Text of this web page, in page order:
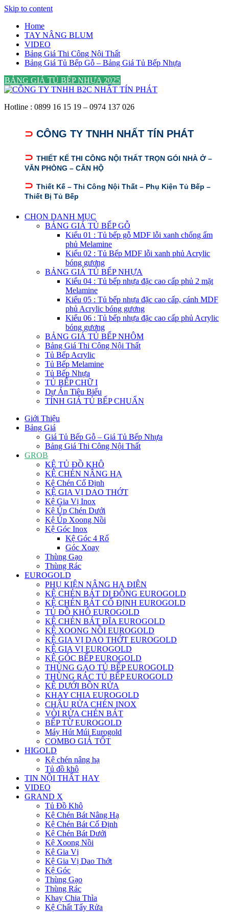
Skip to content
Home
TAY NÂNG BLUM
VIDEO
Bảng Giá Thi Công Nội Thất
Bảng Giá Tủ Bếp Gỗ – Bảng Giá Tủ Bếp Nhựa
BẢNG GIÁ TỦ BẾP NHỰA 2025
Hotline : 0899 16 15 19 – 0974 137 026
⊃ CÔNG TY TNHH NHẤT TÍN PHÁT
⊃ THIẾT KẾ THI CÔNG NỘI THẤT TRỌN GÓI NHÀ Ở –
VĂN PHÒNG – CĂN HỘ
⊃ Thiết Kế – Thi Công Nội Thất – Phụ Kiện Tủ Bếp –
Thiết Bị Tủ Bếp
CHỌN DANH MỤC
BẢNG GIÁ TỦ BẾP GỖ
Kiểu 01 : Tủ bếp gỗ MDF lỗi xanh chống ẩm
phủ Melamine
Kiểu 02 : Tủ Bếp MDF lỗi xanh phủ Acrylic
bóng gương
BẢNG GIÁ TỦ BẾP NHỰA
Kiểu 04 : Tủ bếp nhựa đặc cao cấp phủ 2 mặt
Melamine
Kiểu 05 : Tủ bếp nhựa đặc cao cấp, cánh MDF
phủ Acrylic bóng gương
Kiểu 06 : Tủ bếp nhựa đặc cao cấp phủ Acrylic
bóng gương
BẢNG GIÁ TỦ BẾP NHÔM
Bảng Giá Thi Công Nội Thất
Tủ Bếp Acrylic
Tủ Bếp Melamine
Tủ Bếp Nhựa
TỦ BẾP CHỮ I
Dự Án Tiêu Biểu
TÍNH GIÁ TỦ BẾP CHUẨN
Giới Thiệu
Bảng Giá
Giá Tủ Bếp Gỗ – Giá Tủ Bếp Nhựa
Bảng Giá Thi Công Nội Thất
GROB
KỆ TỦ ĐỒ KHÔ
KỆ CHÉN NÂNG HẠ
Kệ Chén Cố Định
KỆ GIA VỊ DAO THỚT
Kệ Gia Vị Inox
Kệ Úp Chén Dưới
Kệ Úp Xoong Nồi
Kệ Góc Inox
Kệ Góc 4 Rổ
Góc Xoay
Thùng Gạo
Thùng Rác
EUROGOLD
PHỤ KIỆN NÂNG HẠ ĐIỆN
KỆ CHÉN BÁT DI ĐỘNG EUROGOLD
KỆ CHÉN BÁT CỐ ĐỊNH EUROGOLD
TỦ ĐỒ KHÔ EUROGOLD
KỆ CHÉN BÁT ĐĨA EUROGOLD
KỆ XOONG NỒI EUROGOLD
KỆ GIA VỊ DAO THỚT EUROGOLD
KỆ GIA VỊ EUROGOLD
KỆ GÓC BẾP EUROGOLD
THÙNG GẠO TỦ BẾP EUROGOLD
THÙNG RÁC TỦ BẾP EUROGOLD
KỆ DƯỚI BỒN RỬA
KHAY CHIA EUROGOLD
CHẬU RỬA CHÉN INOX
VÒI RỬA CHÉN BÁT
BẾP TỪ EUROGOLD
Máy Hút Múi Eurogold
COMBO GIÁ TỐT
HIGOLD
Kệ chén nâng hạ
Tủ đồ khô
TIN NỘI THẤT HAY
VIDEO
GRAND X
Tủ Đồ Khô
Kệ Chén Bát Nâng Hạ
Kệ Chén Bát Cố Định
Kệ Chén Bát Dưới
Kệ Xoong Nồi
Kệ Gia Vị
Kệ Gia Vị Dao Thớt
Kệ Góc
Thùng Gạo
Thùng Rác
Khay Chia Thìa
Kệ Chất Tẩy Rửa